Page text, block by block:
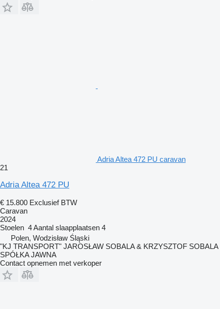
Adria Altea 472 PU caravan
21
Adria Altea 472 PU
€ 15.800 Exclusief BTW
Caravan
2024
Stoelen 4Aantal slaapplaatsen 4
Polen, Wodzisław Śląski
"KJ TRANSPORT" JAROSŁAW SOBALA & KRZYSZTOF SOBALA
SPÓŁKA JAWNA
Contact opnemen met verkoper